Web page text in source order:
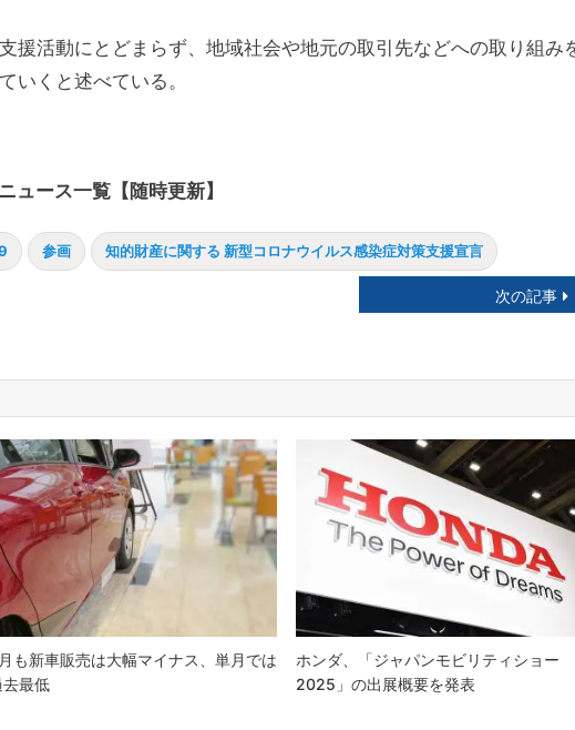
援活動にとどまらず、地域社会や地元の取引先などへの取り組み
いくと述べている。
ース一覧【随時更新】
参画 知的財産に関する 新型コロナウイルス感染症対策支援宣言
次の記事
も新車販売は大幅マイナス、単月では
去最低
ホンダ、「ジャパンモビリティショー
2025」の出展概要を発表